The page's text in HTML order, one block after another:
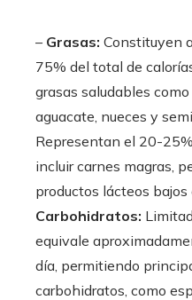
– Grasas: Constituyen
75% del total de
grasas saludables
aguacate, nueces y
Representan el 20-
incluir carnes magras,
productos lácteos
Carbohidratos:
equivale
día, permitiendo
carbohidratos, como